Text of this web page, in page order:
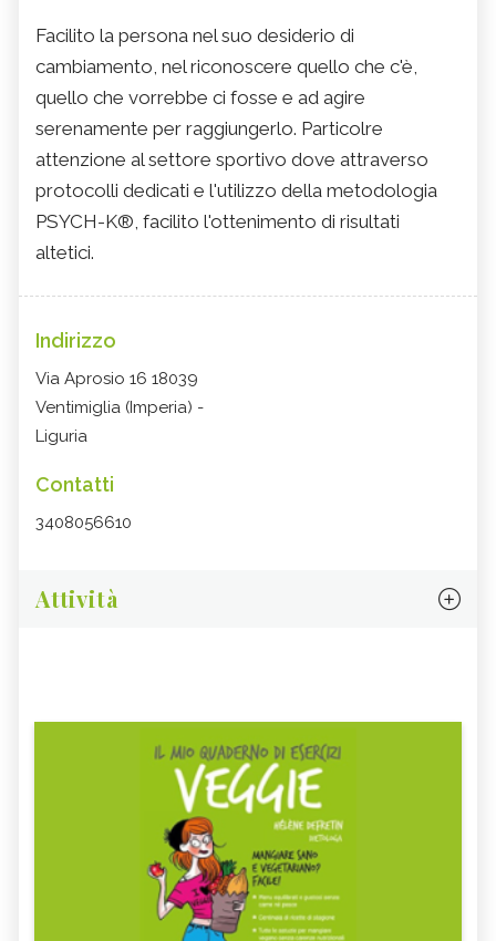
Facilito la persona nel suo desiderio di
cambiamento, nel riconoscere quello che c'è,
quello che vorrebbe ci fosse e ad agire
serenamente per raggiungerlo. Particolre
attenzione al settore sportivo dove attraverso
protocolli dedicati e l'utilizzo della metodologia
PSYCH-K®, facilito l'ottenimento di risultati
altetici.
Indirizzo
Via Aprosio 16 18039
Ventimiglia (Imperia) -
Liguria
Contatti
3408056610
Attività